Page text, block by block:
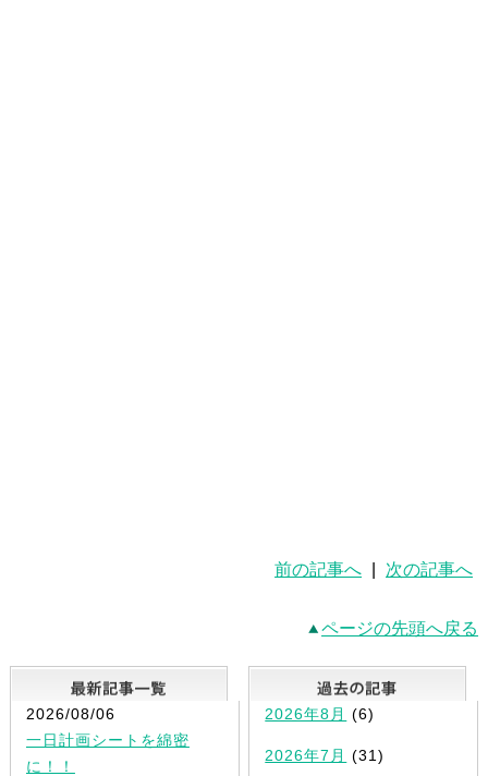
前の記事へ 次の記事へ
ページの先頭へ戻る
最新記事一覧
2026/08/06
一日計画シートを綿密
に！！
2026年8月 (6)
2026年7月 (31)